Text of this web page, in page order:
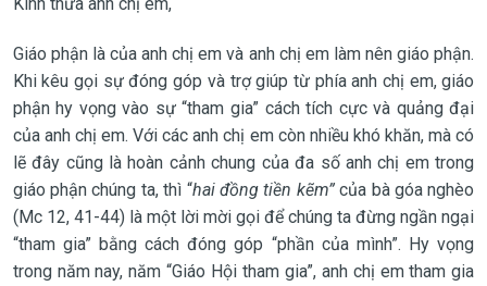
Giáo phận là của anh chị em và anh chị em làm nên giáo phận.
Khi kêu gọi sự đóng góp và trợ giúp từ phía anh chị em, giáo
phận hy vọng vào sự “tham gia” cách tích cực và quảng đại
của anh chị em. Với các anh chị em còn nhiều khó khăn, mà có
lẽ đây cũng là hoàn cảnh chung của đa số anh chị em trong
giáo phận chúng ta, thì “hai đồng tiền kẽm”của bà góa nghèo
(Mc 12, 41-44) là một lời mời gọi để chúng ta đừng ngần ngại
“tham gia” bằng cách đóng góp “phần của mình”. Hy vọng
trong năm nay, năm “Giáo Hội tham gia”, anh chị em tham gia